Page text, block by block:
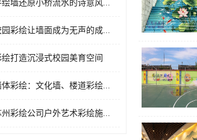
墙还原小桥流水的诗意风...
彩绘让墙面成为无声的成...
打造沉浸式校园美育空间
彩绘：文化墙、楼道彩绘...
彩绘公司户外艺术彩绘施...